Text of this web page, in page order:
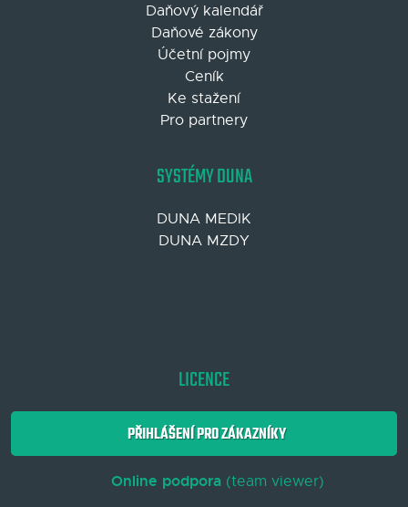
Daňový kalendář
Daňové zákony
Účetní pojmy
Ceník
Ke stažení
Pro partnery
SYSTÉMY DUNA
DUNA MEDIK
DUNA MZDY
LICENCE
PŘIHLÁŠENÍ PRO ZÁKAZNÍKY
Online podpora(team viewer)